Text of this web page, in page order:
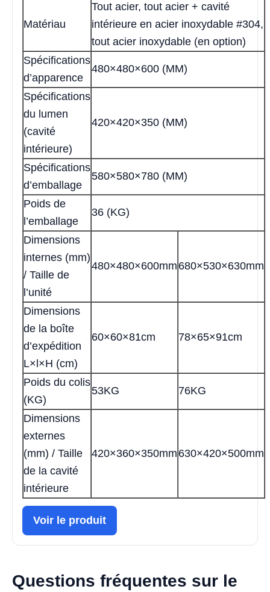
Matériau
Tout acier, tout acier + cavité
intérieure en acier inoxydable #304,
tout acier inoxydable (en option)
Spécifications
d’apparence
480×480×600 (MM)
Spécifications
du lumen
(cavité
intérieure)
420×420×350 (MM)
Spécifications
d’emballage
580×580×780 (MM)
Poids de
l’emballage
36 (KG)
Dimensions
internes (mm)
/ Taille de
l’unité
480×480×600mm 680×530×630mm
Dimensions
de la boîte
d’expédition
L×l×H (cm)
60×60×81cm 78×65×91cm
Poids du colis
(KG)
53KG 76KG
Dimensions
externes
(mm) / Taille
de la cavité
intérieure
420×360×350mm 630×420×500mm
Voir le produit
Questions fréquentes sur le